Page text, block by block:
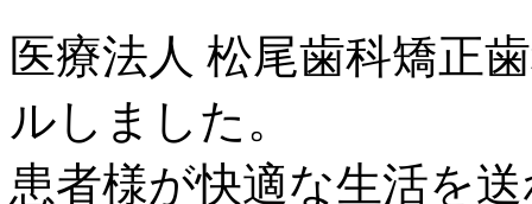
医療法人 松尾歯科矯正
ルしました。
患者様が快適な生活を